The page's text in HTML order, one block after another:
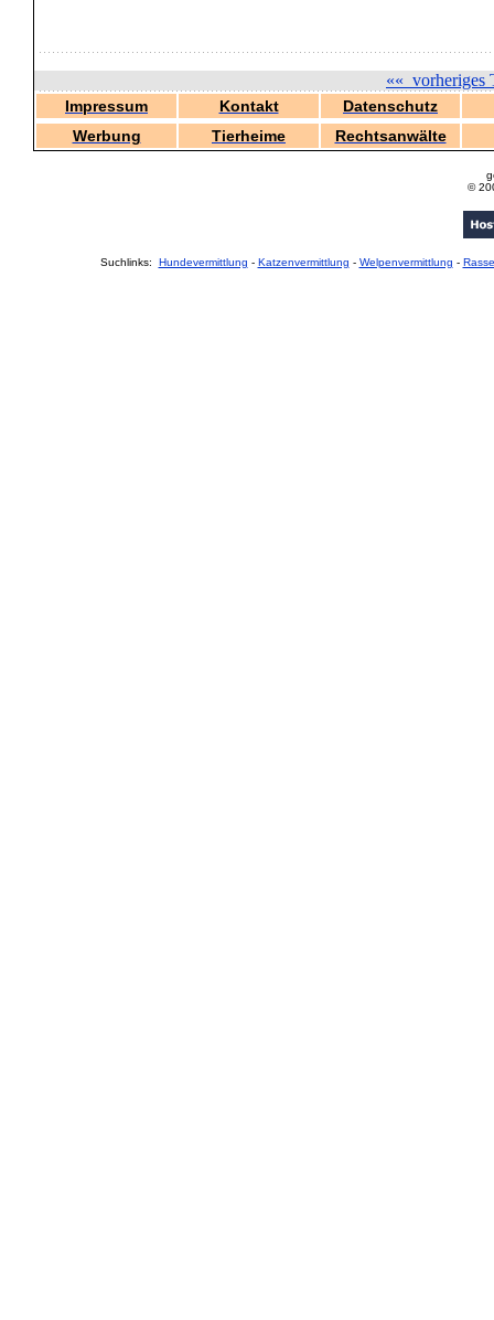
«« vorheriges
Impressum Kontakt
Datenschutz
Werbung
Tierheime Rechtsanwälte
©
Suchlinks: Hundevermittlung - Katzenvermittlung - Welpenvermittlung -